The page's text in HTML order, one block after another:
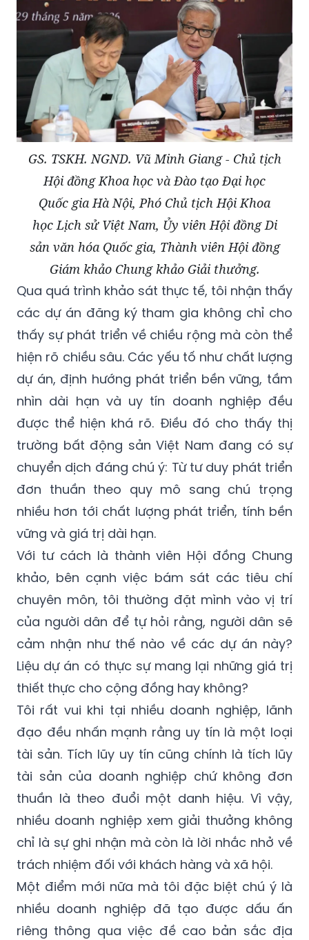
GS. TSKH. NGND. Vũ Minh Giang - Chủ tịch
Hội đồng Khoa học và Đào tạo Đại học
Quốc gia Hà Nội, Phó Chủ tịch Hội Khoa
học Lịch sử Việt Nam, Ủy viên Hội đồng Di
sản văn hóa Quốc gia, Thành viên Hội đồng
Giám khảo Chung khảo Giải thưởng.
Qua quá trình khảo sát thực tế, tôi nhận thấy
các dự án đăng ký tham gia không chỉ cho
thấy sự phát triển về chiều rộng mà còn thể
hiện rõ chiều sâu. Các yếu tố như chất lượng
dự án, định hướng phát triển bền vững, tầm
nhìn dài hạn và uy tín doanh nghiệp đều
được thể hiện khá rõ. Điều đó cho thấy thị
trường bất động sản Việt Nam đang có sự
chuyển dịch đáng chú ý: Từ tư duy phát triển
đơn thuần theo quy mô sang chú trọng
nhiều hơn tới chất lượng phát triển, tính bền
vững và giá trị dài hạn.
Với tư cách là thành viên Hội đồng Chung
khảo, bên cạnh việc bám sát các tiêu chí
chuyên môn, tôi thường đặt mình vào vị trí
của người dân để tự hỏi rằng, người dân sẽ
cảm nhận như thế nào về các dự án này?
Liệu dự án có thực sự mang lại những giá trị
thiết thực cho cộng đồng hay không?
Tôi rất vui khi tại nhiều doanh nghiệp, lãnh
đạo đều nhấn mạnh rằng uy tín là một loại
tài sản. Tích lũy uy tín cũng chính là tích lũy
tài sản của doanh nghiệp chứ không đơn
thuần là theo đuổi một danh hiệu. Vì vậy,
nhiều doanh nghiệp xem giải thưởng không
chỉ là sự ghi nhận mà còn là lời nhắc nhở về
trách nhiệm đối với khách hàng và xã hội.
Một điểm mới nữa mà tôi đặc biệt chú ý là
nhiều doanh nghiệp đã tạo được dấu ấn
riêng thông qua việc đề cao bản sắc địa